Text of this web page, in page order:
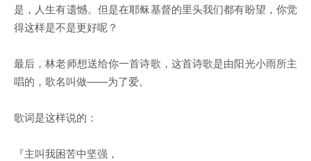
是，人生有遗憾。但是在耶稣基督的里头我们都有盼望，你觉
得这样是不是更好呢？
最后，林老师想送给你一首诗歌，这首诗歌是由阳光小雨所主
唱的，歌名叫做——为了爱。
歌词是这样说的：
『主叫我困苦中坚强，